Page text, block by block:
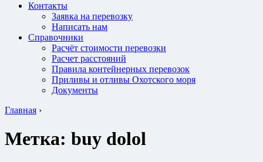
Контакты
Заявка на перевозку
Написать нам
Справочники
Расчёт стоимости перевозки
Расчет расстояний
Правила контейнерных перевозок
Приливы и отливы Охотского моря
Документы
Главная ›
Метка: buy dolol